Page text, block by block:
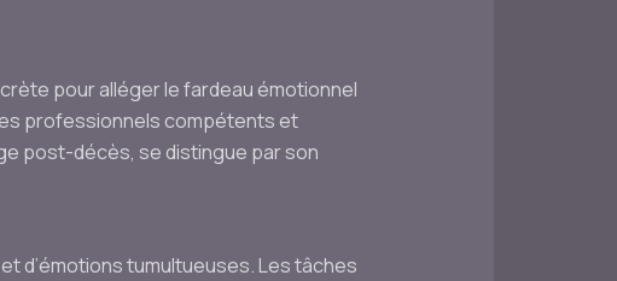
pour alléger le fardeau émotionnel
professionnels compétents et
post-décès, se distingue par son
d’émotions tumultueuses. Les tâches